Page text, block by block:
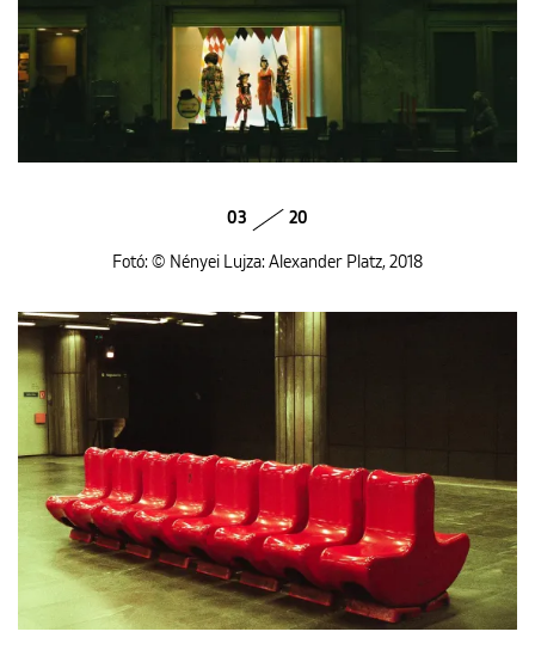
03 20
Fotó: © Nényei Lujza: Alexander Platz, 2018